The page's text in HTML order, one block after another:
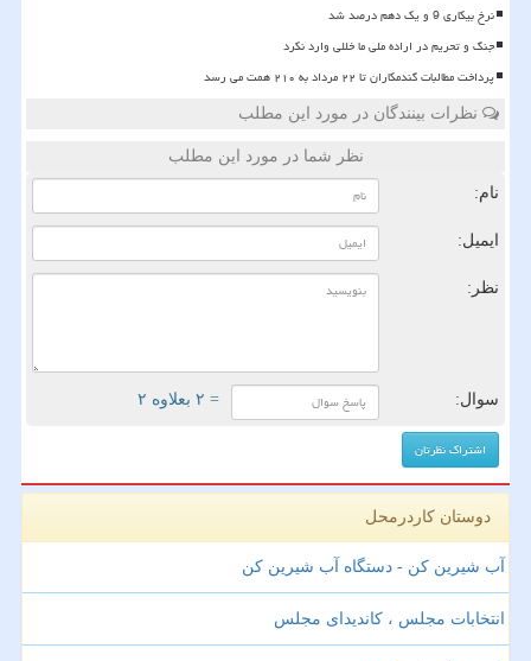
نرخ بیکاری 9 و یک دهم درصد شد
جنگ و تحریم در اراده ملی ما خللی وارد نکرد
پرداخت مطالبات گندمکاران تا ۲۲ مرداد به ۲۱۰ همت می رسد
نظرات بینندگان در مورد این مطلب
نظر شما در مورد این مطلب
نام:
ایمیل:
نظر:
سوال: = ۲ بعلاوه ۲
دوستان کاردرمحل
آب شیرین کن - دستگاه آب شیرین کن
انتخابات مجلس ، کاندیدای مجلس